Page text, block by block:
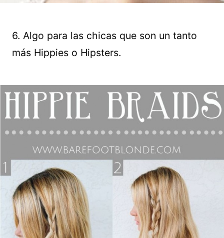
6. Algo para las chicas que son un tanto
más Hippies o Hipsters.